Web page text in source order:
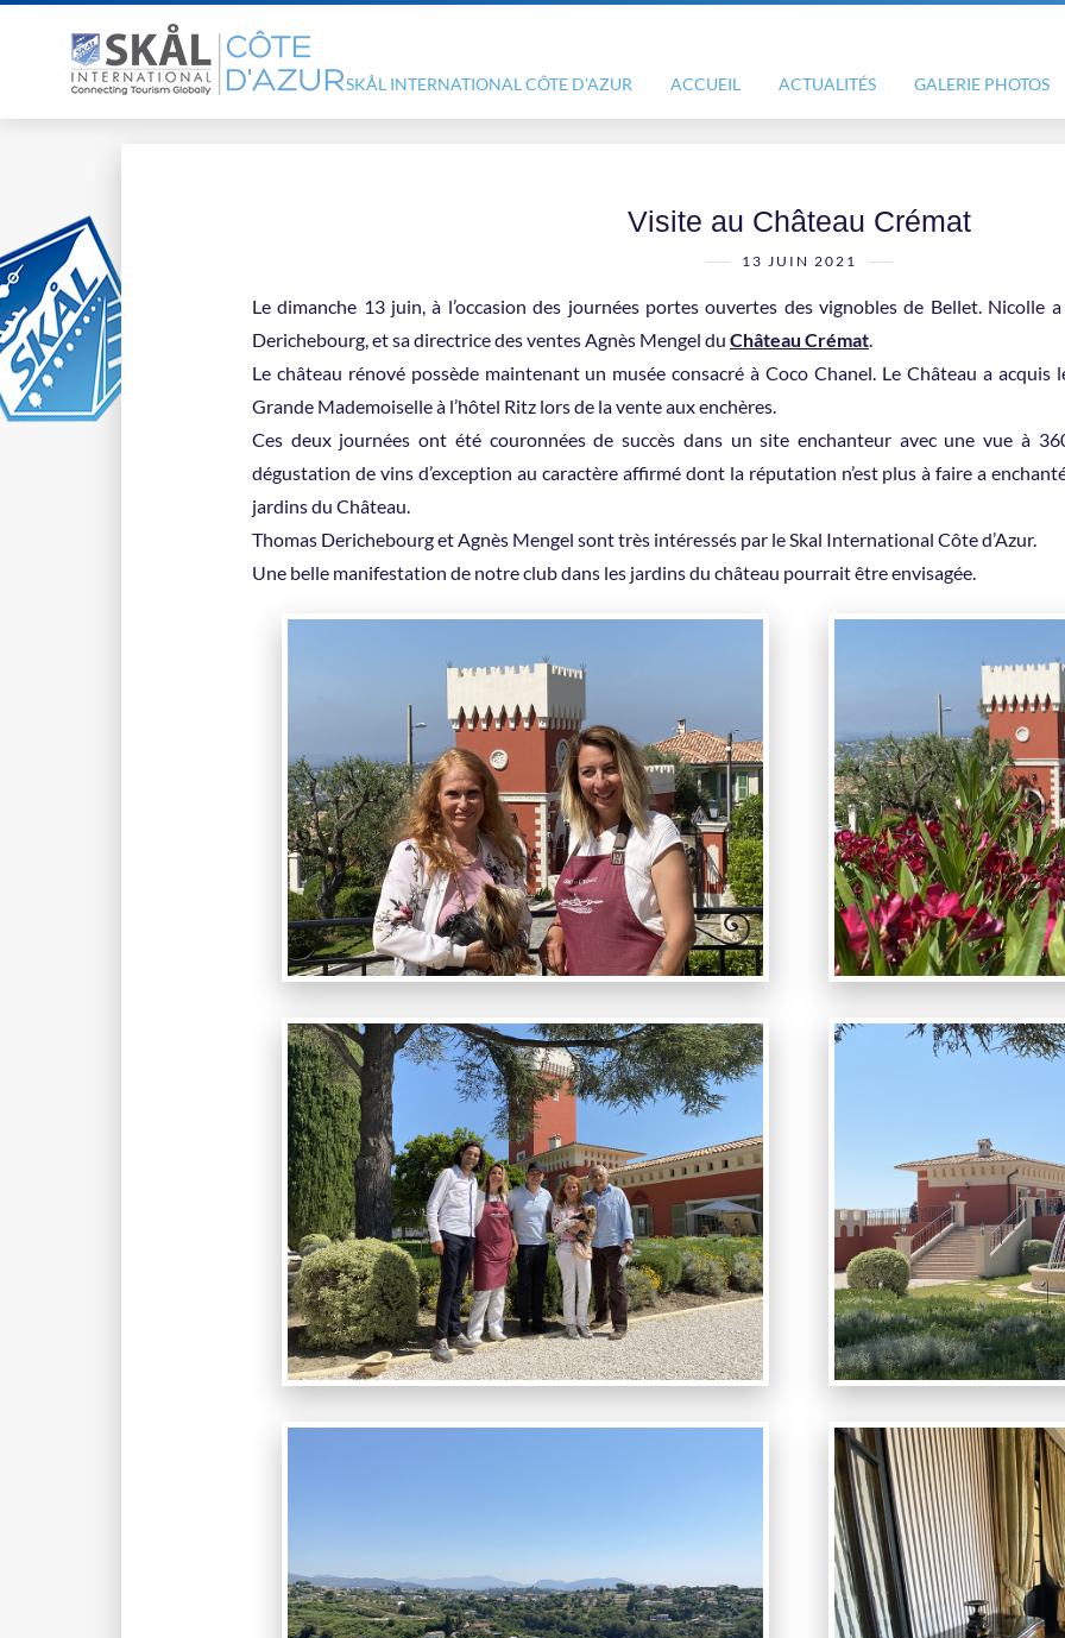
SKÅL INTERNATIONAL CÔTE D’AZUR ACCUEIL ACTUALITÉS GALERIE PHOTOS
Visite au Château Crémat
13 JUIN 2021
Le dimanche 13 juin, à l’occasion des journées portes ouvertes des vignobles de Bellet. Nicolle
Derichebourg, et sa directrice des ventes Agnès Mengel du Château Crémat.
Le château rénové possède maintenant un musée consacré à Coco Chanel. Le Château a
Grande Mademoiselle à l’hôtel Ritz lors de la vente aux enchères.
Ces deux journées ont été couronnées de succès dans un site enchanteur avec une vue à
dégustation de vins d’exception au caractère affirmé dont la réputation n’est plus à faire a
jardins du Château.
Thomas Derichebourg et Agnès Mengel sont très intéressés par le Skal International Côte d’Azur.
Une belle manifestation de notre club dans les jardins du château pourrait être envisagée.